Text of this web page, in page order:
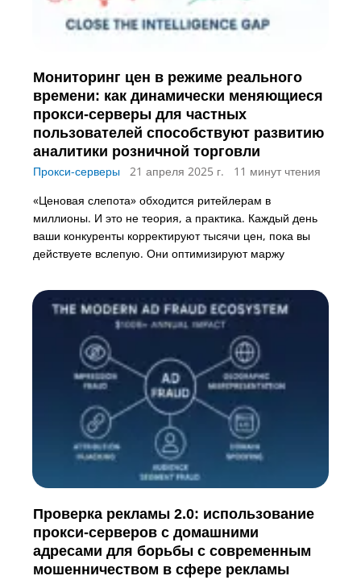
Мониторинг цен в режиме реального
времени: как динамически меняющиеся
прокси-серверы для частных
пользователей способствуют развитию
аналитики розничной торговли
Прокси-серверы 21 апреля 2025 г.
11 минут чтения
«Ценовая слепота» обходится ритейлерам в
миллионы. И это не теория, а практика. Каждый день
ваши конкуренты корректируют тысячи цен, пока вы
действуете вслепую. Они оптимизируют маржу
Проверка рекламы 2.0: использование
прокси-серверов с домашними
адресами для борьбы с современным
мошенничеством в сфере рекламы